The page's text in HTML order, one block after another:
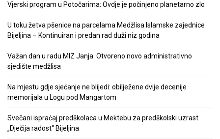
Vjerski program u Potočarima: Ovdje je počinjeno planetarno zlo
U toku žetva pšenice na parcelama Medžlisa Islamske zajednice
Bijeljina – Kontinuiran i predan rad duži niz godina
Važan dan u radu MIZ Janja: Otvoreno novo administrativno
sjedište medžlisa
Na mjestu gdje sjećanje ne blijedi: obilježene dvije decenije
memorijala u Logu pod Mangartom
Svečani ispraćaj predškolaca u Mektebu za predškolski uzrast
„Dječija radost“ Bijeljina